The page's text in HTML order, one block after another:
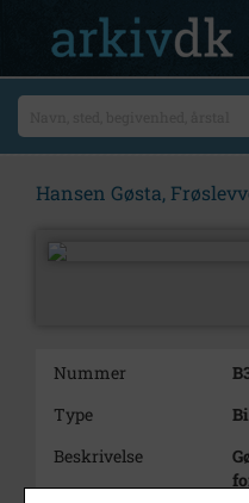
Hansen Gøsta,
Nummer
Type
Beskrivelse